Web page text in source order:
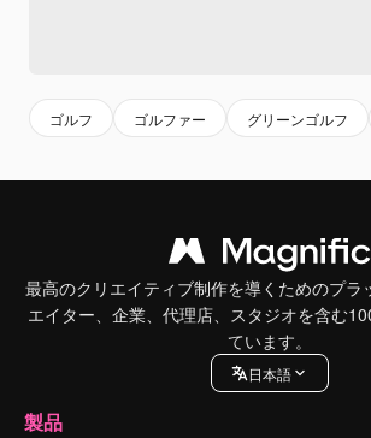
ゴルフ ゴルファー グリーンゴルフ
最高のクリエイティブ制作を導くためのプラ
エイター、企業、代理店、スタジオを含む
ています。
日本語
製品